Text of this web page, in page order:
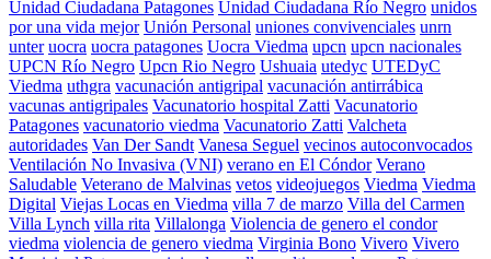
Unidad Ciudadana Patagones Unidad Ciudadana Río Negro unidos
por una vida mejor Unión Personal uniones convivenciales unrn
unter uocra uocra patagones Uocra Viedma upcn upcn nacionales
UPCN Río Negro Upcn Rio Negro Ushuaia utedyc UTEDyC
Viedma uthgra vacunación antigripal vacunación antirrábica
vacunas antigripales Vacunatorio hospital Zatti Vacunatorio
Patagones vacunatorio viedma Vacunatorio Zatti Valcheta
autoridades Van Der Sandt Vanesa Seguel vecinos autoconvocados
Ventilación No Invasiva (VNI) verano en El Cóndor Verano
Saludable Veterano de Malvinas vetos videojuegos Viedma Viedma
Digital Viejas Locas en Viedma villa 7 de marzo Villa del Carmen
Villa Lynch villa rita Villalonga Violencia de genero el condor
viedma violencia de genero viedma Virginia Bono Vivero Vivero